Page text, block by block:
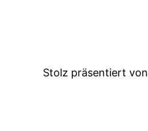
Stolz präsentiert von